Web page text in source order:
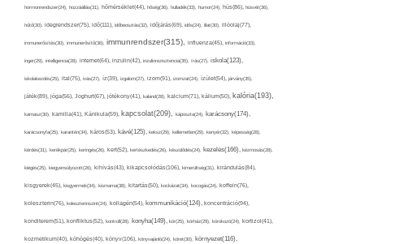
hormonrendszer(24), hozzáállás(31), hőmérséklet(44), hőség(36), hulladék(33), humor(24), hús(86), húsvét(36),
hűtő(30), idegrendszer(75), idő(111), időbeosztás(32), időjárás(69), idős(24), illat(30), illóolaj(77),
immunerősítés(30), immunerősítő(36), immunrendszer(315), influenza(45), információ(33),
inger(29), intelligencia(28), internet(64), inzulin(42), inzulinrezisztencia(35), írás(27), iskola(123),
iskolakezdés(25), ital(75), ivás(27), íz(39), izgalom(27), izom(91), izomzat(24), ízület(54), járvány(35),
játék(89), jóga(56), Joghurt(67), jótékony(41), kaland(28), kalcium(71), kálium(50), kalória(193),
kamasz(30), kamilla(41), Kánikula(59), kapcsolat(209), káposzta(24), karácsony(174),
karácsonyfa(25), karantén(34), káros(53), kávé(125), keksz(29), kellemetlen(29), kenyér(32), képesség(28),
kérdés(31), kerékpár(25), keringés(26), kert(52), kertészkedés(26), készülődés(24), kezelés(166), kézmosás(28),
kiégés(25), kiegyensúlyozott(26), kihívás(43), kikapcsolódás(106), kimerültség(31), kirándulás(84),
kisgyerek(45), kisgyermek(34), kismama(38), kitartás(50), kockázat(34), kocogás(24), koffein(76),
koleszterin(76), koleszterinszint(24), kollagén(54), kommunikáció(124), koncentráció(94),
konditerem(51), konfliktus(52), kontroll(28), konyha(149), kór(25), kórház(29), kórokozó(24), kortizol(41),
kozmetikum(40), köhögés(40), könyv(106), könyvajánló(24), köret(30), környezet(116),